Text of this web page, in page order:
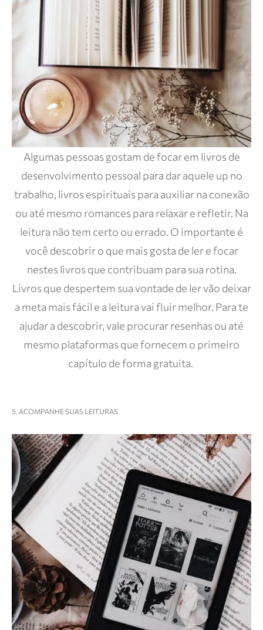
Algumas pessoas gostam de focar em livros de
desenvolvimento pessoal para dar aquele up no
trabalho, livros espirituais para auxiliar na conexão
ou até mesmo romances para relaxar e refletir. Na
leitura não tem certo ou errado. O importante é
você descobrir o que mais gosta de ler e focar
nestes livros que contribuam para sua rotina.
Livros que despertem sua vontade de ler vão deixar
a meta mais fácil e a leitura vai fluir melhor. Para te
ajudar a descobrir, vale procurar resenhas ou até
mesmo plataformas que fornecem o primeiro
capítulo de forma gratuita.
5. ACOMPANHE SUAS LEITURAS